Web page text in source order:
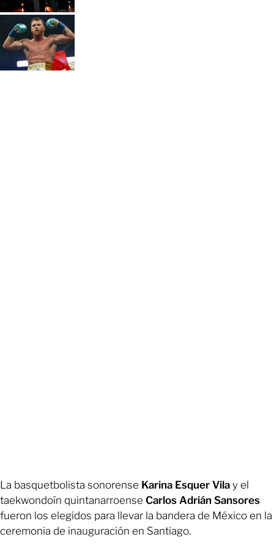
La basquetbolista sonorense Karina Esquer Vila y el
taekwondoín quintanarroense Carlos Adrián Sansores
fueron los elegidos para llevar la bandera de México en la
ceremonia de inauguración en Santiago.